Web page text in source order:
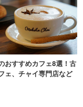
おすすめカフェ8選！古
ェ、チャイ専門店など